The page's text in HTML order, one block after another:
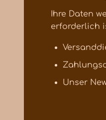
Ihre Daten
erforderlich
Unser